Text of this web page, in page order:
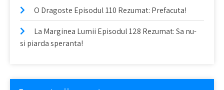
O Dragoste Episodul 110 Rezumat: Prefacuta!
La Marginea Lumii Episodul 128 Rezumat: Sa nu-
si piarda speranta!